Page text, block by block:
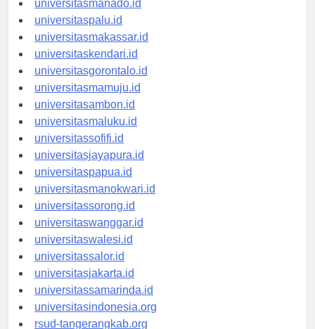
universitasmanado.id
universitaspalu.id
universitasmakassar.id
universitaskendari.id
universitasgorontalo.id
universitasmamuju.id
universitasambon.id
universitasmaluku.id
universitassofifi.id
universitasjayapura.id
universitaspapua.id
universitasmanokwari.id
universitassorong.id
universitaswanggar.id
universitaswalesi.id
universitassalor.id
universitasjakarta.id
universitassamarinda.id
universitasindonesia.org